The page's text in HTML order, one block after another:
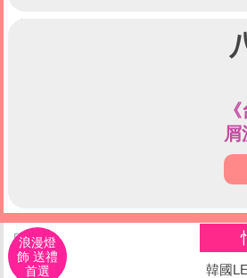
屑
入
浪漫燈
飾 送禮
首選
韓國